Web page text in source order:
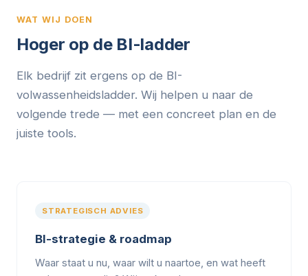
WAT WIJ DOEN
Hoger op de BI-ladder
Elk bedrijf zit ergens op de BI-
volwassenheidsladder. Wij helpen u naar de
volgende trede — met een concreet plan en de
juiste tools.
STRATEGISCH ADVIES
BI-strategie & roadmap
Waar staat u nu, waar wilt u naartoe, en wat heeft